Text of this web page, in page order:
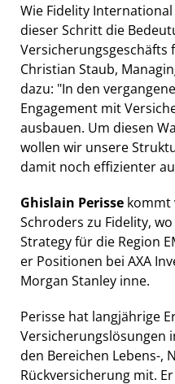
Wie Fidelity
dieser Schritt die
Versicherungsgeschäfts
Christian Staub,
dazu: "In den
Engagement mit
ausbauen. Um diesen
wollen wir unsere
damit noch effizienter
Ghislain Perisse kommt
Schroders zu Fidelity,
Strategy für die Region
er Positionen bei AXA
Morgan Stanley inne.
Perisse hat langjährige
Versicherungslösungen
den Bereichen Lebens-,
Rückversicherung mit.